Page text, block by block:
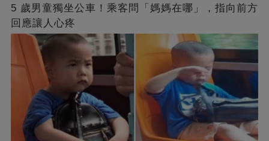
5 歲男童獨坐公車！乘客問「媽媽在哪」，指向前方
回應讓人心疼